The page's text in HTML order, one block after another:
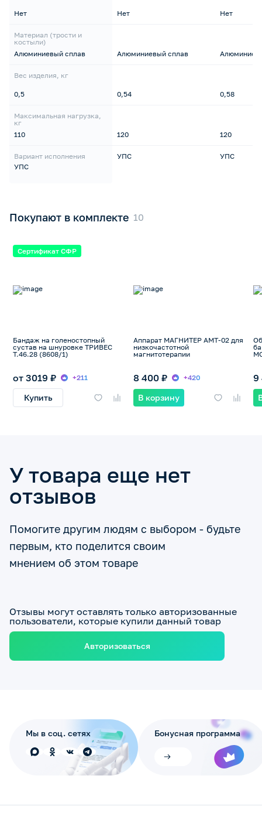
Нет
Материал (трости и
костыли)
Алюминиевый сплав
Вес изделия, кг
0,5
Максимальная нагрузка,
кг
110
Вариант исполнения
УПС
Нет
Алюминиевый сплав
0,54
120
УПС
Нет
0,58
120
УПС
Покупают в комплекте
Сертификат СФР
Бандаж на голеностопный
сустав на шнуровке ТРИВЕС
Т.46.28 (8608/1)
от 3019 ₽ +211
Купить
Аппарат МАГНИТЕР АМТ-02 для
низкочастотной
магнитотерапии
8 400 ₽ +420
В корзину
9
У товара еще нет
отзывов
Помогите другим людям с выбором - будьте
первым, кто поделится своим
мнением об этом товаре
Отзывы могут оставлять только авторизованные
пользователи, которые купили данный товар
Авторизоваться
Мы в соц. сетях Бонусная программа